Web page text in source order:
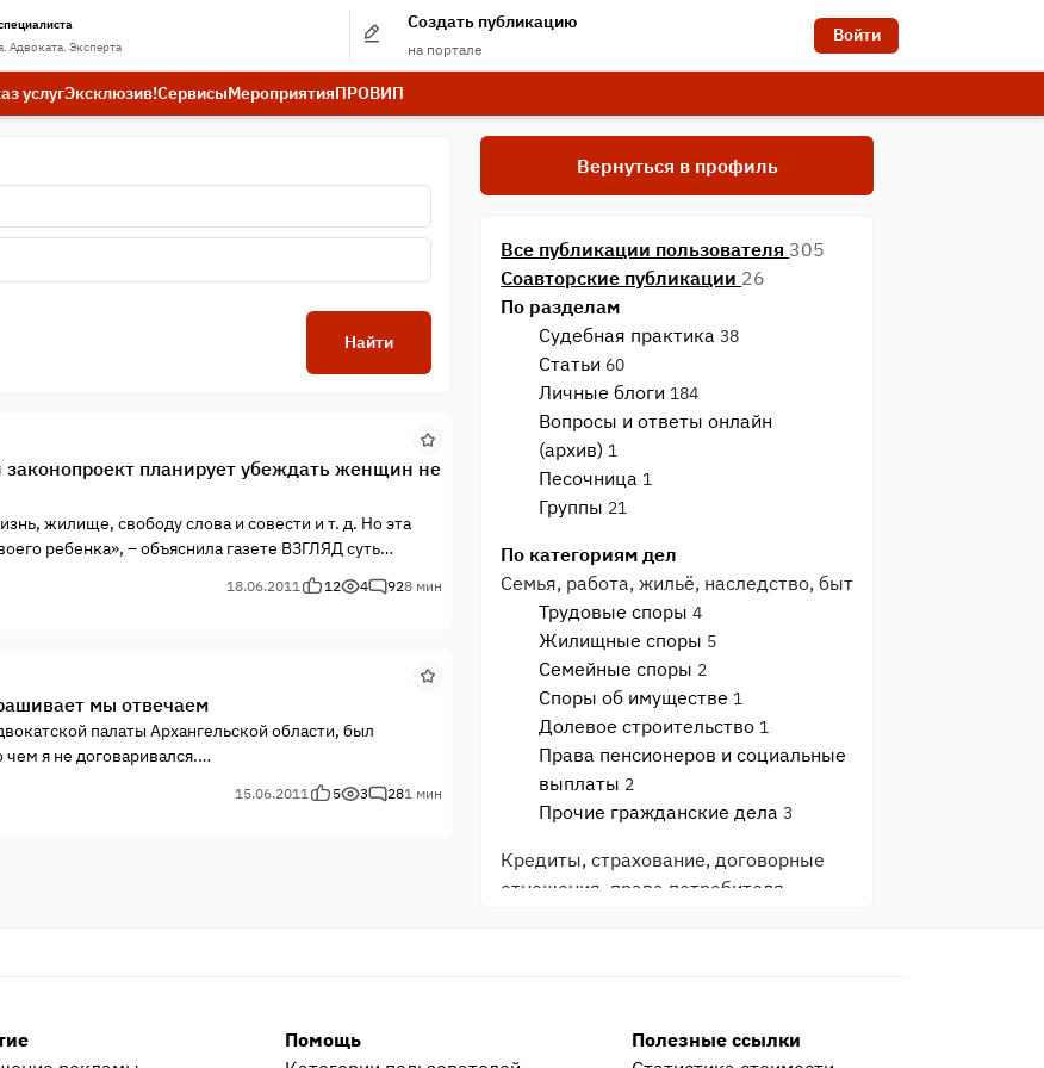
Адвоката. Эксперта
Создать публикацию
на портале
Войти
услугЭксклюзив!СервисыМероприятияПРОВИП
Найти
планирует убеждать женщин не
жилище, свободу слова и совести и т. д. Но эта
ребенка», – объяснила газете ВЗГЛЯД суть
разработке документа, профессор и доктор
18.06.2011 12 4 928 мин
мы отвечаем
палаты Архангельской области, был
я не договаривался.
15.06.2011 5 3 281 мин
Вернуться в профиль
Все публикации пользователя 305
Соавторские публикации 26
По разделам
Судебная практика 38
Статьи 60
Личные блоги 184
Вопросы и ответы онлайн
(архив) 1
Песочница 1
Группы 21
По категориям дел
Семья, работа, жильё, наследство, быт
Трудовые споры 4
Жилищные споры 5
Семейные споры 2
Споры об имуществе 1
Долевое строительство 1
Права пенсионеров и социальные
выплаты 2
Прочие гражданские дела 3
Кредиты, страхование, договорные
отношения, права потребителя
Прочие уголовные дела 9
Помощь
Полезные ссылки